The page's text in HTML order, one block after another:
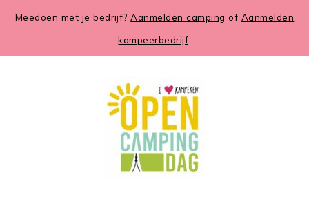
Meedoen met je bedrijf?Aanmelden camping of Aanmelden
kampeerbedrijf